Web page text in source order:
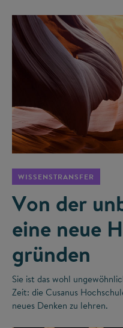
WISSENSTRANSFER
Von der
eine neue
gründen
Sie ist das wohl
Zeit: die Cusanus
neues Denken zu lehren.